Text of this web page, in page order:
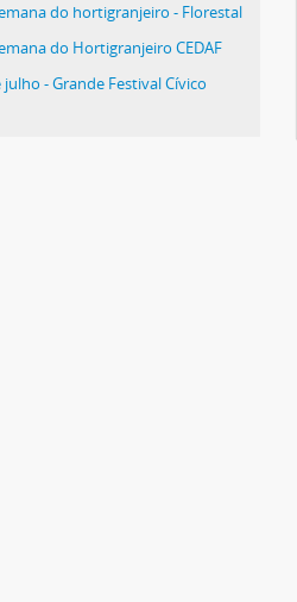
do hortigranjeiro - Florestal
do Hortigranjeiro CEDAF
julho - Grande Festival Cívico